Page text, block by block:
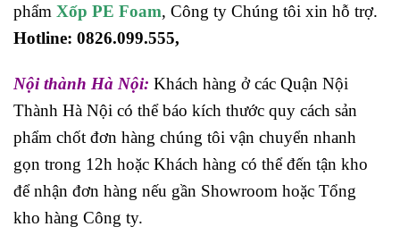
phẩm Xốp PE Foam, Công ty Chúng tôi xin hỗ trợ.
Hotline: 0826.099.555,
Nội thành Hà Nội: Khách hàng ở các Quận Nội
Thành Hà Nội có thể báo kích thước quy cách sản
phẩm chốt đơn hàng chúng tôi vận chuyển nhanh
gọn trong 12h hoặc Khách hàng có thể đến tận kho
để nhận đơn hàng nếu gần Showroom hoặc Tổng
kho hàng Công ty.